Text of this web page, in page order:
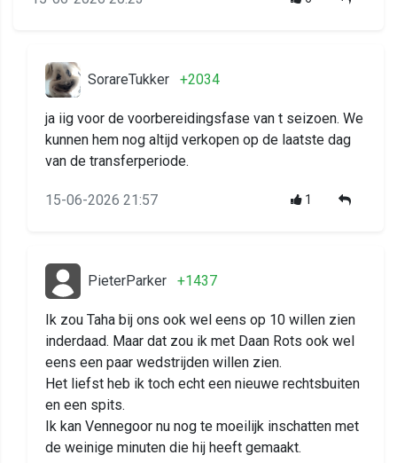
SorareTukker +2034
ja iig voor de voorbereidingsfase van t seizoen. We
kunnen hem nog altijd verkopen op de laatste dag
van de transferperiode.
15-06-2026 21:57 1
PieterParker +1437
Ik zou Taha bij ons ook wel eens op 10 willen zien
inderdaad. Maar dat zou ik met Daan Rots ook wel
eens een paar wedstrijden willen zien.
Het liefst heb ik toch echt een nieuwe rechtsbuiten
en een spits.
Ik kan Vennegoor nu nog te moeilijk inschatten met
de weinige minuten die hij heeft gemaakt.